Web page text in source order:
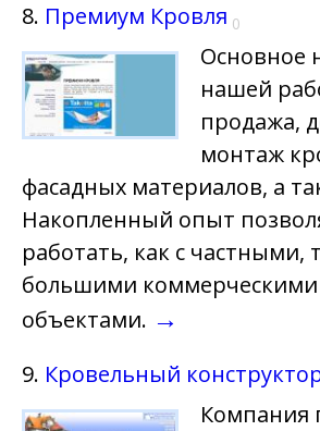
8. Премиум Кровля 0
Основное
нашей
продажа,
монтаж
фасадных материалов, а
Накопленный опыт
работать, как с частными,
большими коммерческими
объектами. →
9. Кровельный
Компания